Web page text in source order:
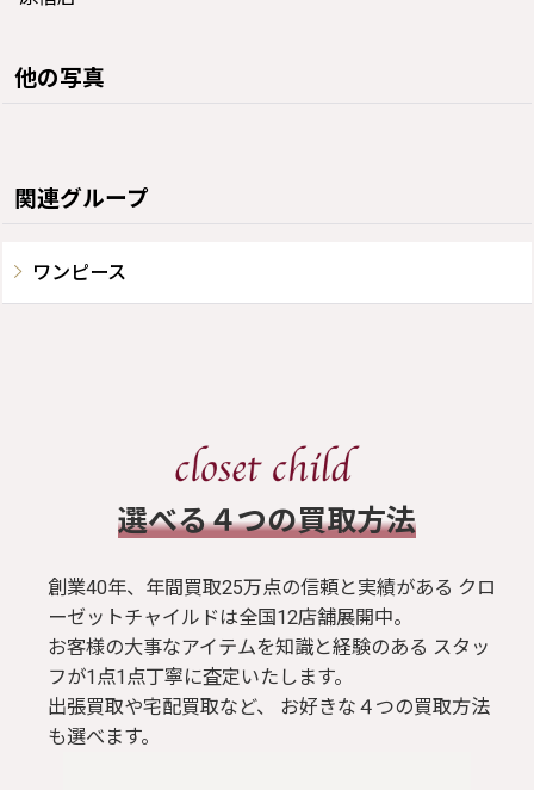
他の写真
関連グループ
ワンピース
​選べる４つの買取方法
創業40年、年間買取25万点の信頼と実績がある クロ
ーゼットチャイルドは全国12店舗展開中。
お客様の大事なアイテムを知識と経験のある スタッ
フが1点1点丁寧に査定いたします。
出張買取や宅配買取など、 お好きな４つの買取方法
も選べます。